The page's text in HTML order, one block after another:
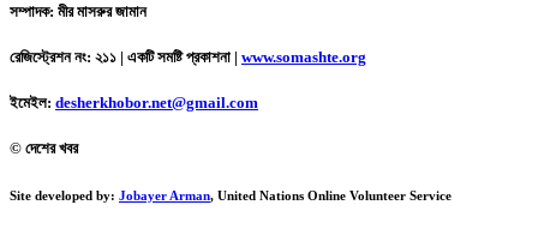
সম্পাদক: মীর মাসরুর জামান
রেজিস্ট্রেশন নং: ২১১ | একটি সমষ্টি প্রকাশনা | www.somashte.org
ইমেইল: desherkhobor.net@gmail.com
© দেশের খবর
Site developed by: Jobayer Arman, United Nations Online Volunteer Service